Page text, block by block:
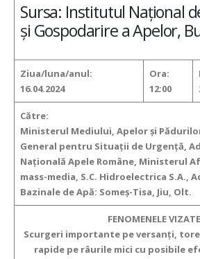
Sursa: Institutul Național
și Gospodarire a Apelor,
Ziua/luna/anul:
16.04.2024
Ora:
12:00
Către:
Ministerul Mediului, Apelor şi
General pentru Situaţii de Urgenţă,
Naţională Apele Române, Ministerul
mass-media, S.C. Hidroelectrica S.A.,
Bazinale de Apă: Someş-Tisa, Jiu, Olt.
FENOMENELE
Scurgeri importante pe versanţi,
rapide pe râurile mici cu posibile